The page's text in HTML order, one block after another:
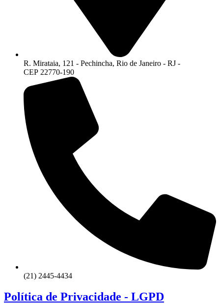
R. Mirataia, 121 - Pechincha, Rio de Janeiro - RJ -
CEP 22770-190
(21) 2445-4434
Política de Privacidade - LGPD